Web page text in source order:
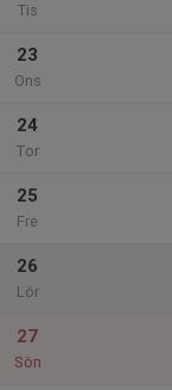
Tis
23
Ons
24
Tor
25
Fre
26
Lör
27
Sön